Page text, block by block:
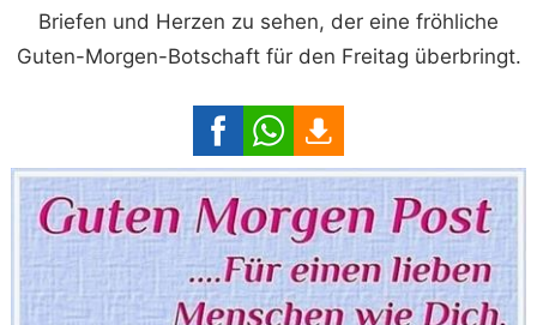
Briefen und Herzen zu sehen, der eine fröhliche
Guten-Morgen-Botschaft für den Freitag überbringt.